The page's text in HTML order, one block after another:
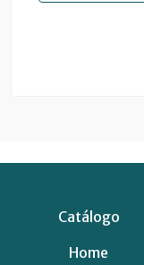
Catálogo
Home